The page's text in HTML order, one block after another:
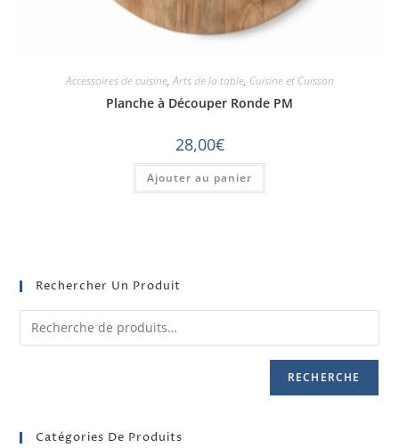
Accessoires de cuisine,Arts de la table, Cuisine et Cuisson
Planche à Découper Ronde PM
28,00€
Ajouter au panier
Rechercher Un Produit
RECHERCHE
Catégories De Produits